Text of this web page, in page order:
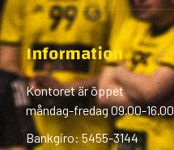
Information
Kontoret är öppet
måndag-fredag 09.00-16.00
Bankgiro: 5455-3144